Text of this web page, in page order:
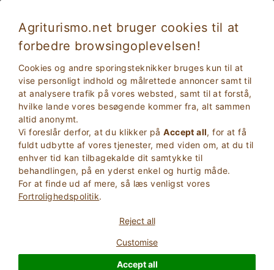
Agriturismo.net bruger cookies til at
forbedre browsingoplevelsen!
Cookies og andre sporingsteknikker bruges kun til at
vise personligt indhold og målrettede annoncer samt til
at analysere trafik på vores websted, samt til at forstå,
hvilke lande vores besøgende kommer fra, alt sammen
altid anonymt.
Vi foreslår derfor, at du klikker påAccept all, for at få
fuldt udbytte af vores tjenester, med viden om, at du til
enhver tid kan tilbagekalde dit samtykke til
behandlingen, på en yderst enkel og hurtig måde.
For at finde ud af mere, så læs venligst vores
Fortrolighedspolitik.
Reject all
Customise
Accept all
Bondegård med aktiviteter for børn
2Voksne